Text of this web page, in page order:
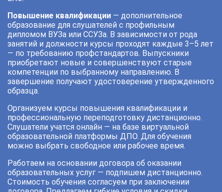
Повышение квалификации — дополнительное
образование для слушателей с профильным
дипломом ВУЗа или ССУЗа. В зависимости от рода
занятий и должности курсы проходят каждые 3–5 лет
— по требованию профстандартов. Выпускники
приобретают новые и совершенствуют старые
компетенции по выбранному направлению. В
завершение получают удостоверение утвержденного
образца.
Организуем курсы повышения квалификации и
профессиональную переподготовку дистанционно.
Слушатели учатся онлайн — на базе виртуальной
образовательной платформы ДПО. Для обучения
можно выбрать свободное или рабочее время.
Работаем на основании договора об оказании
образовательных услуг — подпишем дистанционно.
Стоимость обучения согласуем при заключении